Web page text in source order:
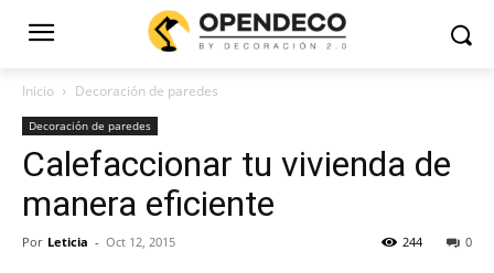
Inicio Decoración de paredes
Decoración de paredes
Calefaccionar tu vivienda de
manera eficiente
Por Leticia - Oct 12, 2015 0
244